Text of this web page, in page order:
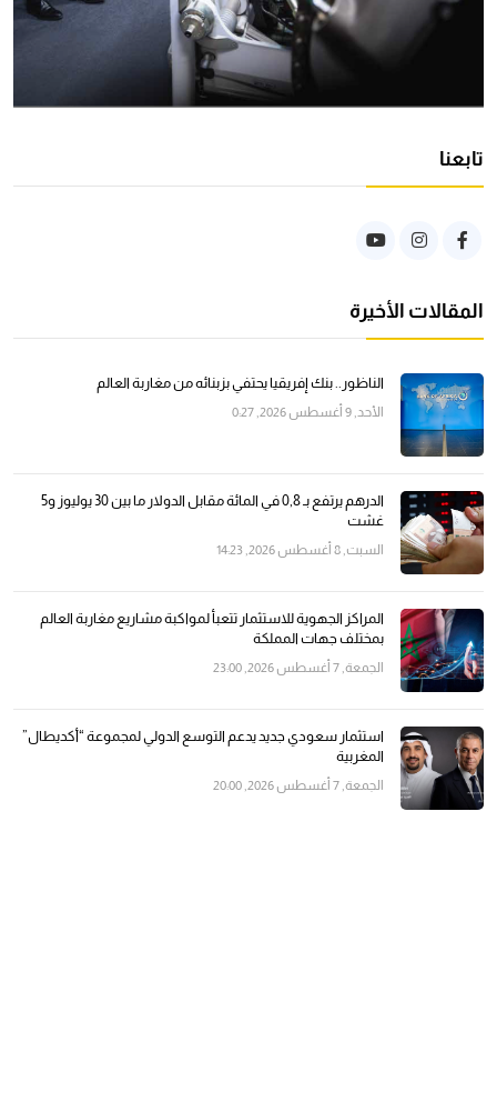
تابعنا
المقالات الأخيرة
الناظور.. بنك إفريقيا يحتفي بزبنائه من مغاربة العالم
الأحد, 9 أغسطس 2026, 0:27
الدرهم يرتفع بـ 0,8 في المائة مقابل الدولار ما بين 30 يوليوز و5
غشت
السبت, 8 أغسطس 2026, 14:23
المراكز الجهوية للاستثمار تتعبأ لمواكبة مشاريع مغاربة العالم
بمختلف جهات المملكة
الجمعة, 7 أغسطس 2026, 23:00
استثمار سعودي جديد يدعم التوسع الدولي لمجموعة “أكديطال”
المغربية
الجمعة, 7 أغسطس 2026, 20:00